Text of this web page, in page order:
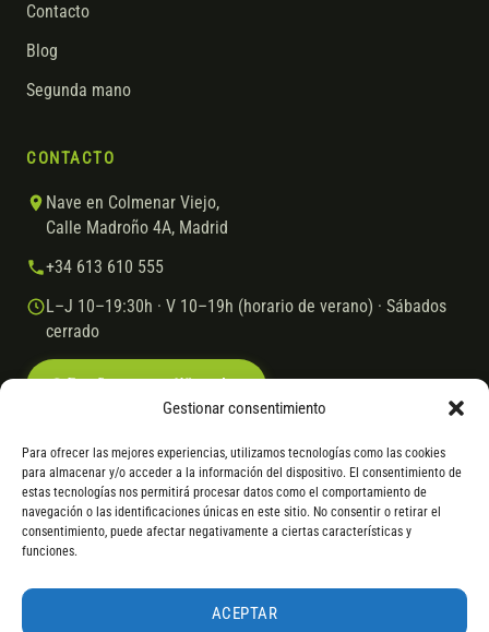
Gestionar consentimiento
Para ofrecer las mejores experiencias, utilizamos tecnologías como las cookies
para almacenar y/o acceder a la información del dispositivo. El consentimiento de
estas tecnologías nos permitirá procesar datos como el comportamiento de
navegación o las identificaciones únicas en este sitio. No consentir o retirar el
consentimiento, puede afectar negativamente a ciertas características y
funciones.
ACEPTAR
Contacto
Blog
Segunda mano
CONTACTO
Nave en Colmenar Viejo,
Calle Madroño 4A, Madrid
+34 613 610 555
L–J 10–19:30h · V 10–19h (horario de verano) · Sábados
cerrado
© 2026 Ebike.esAviso legal Política de cookies
VISA Mastercard Transferencia Cofidis
Gasto de apertura: 4% hasta 18 meses y 7% a 24 meses. Consulta